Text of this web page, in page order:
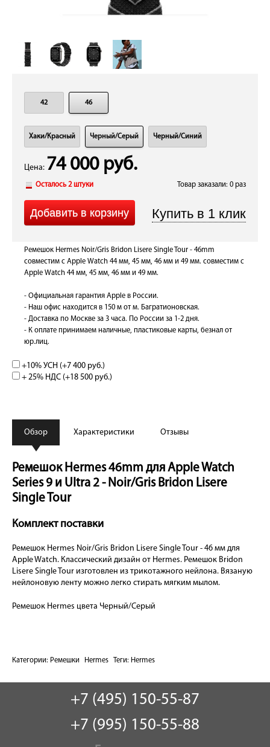
42 46
Хаки/Красный Черный/Серый Черный/Синий
Цена: 74 000 руб.
Осталось 2 штуки Товар заказали: 0 раз
Ремешок Hermes Noir/Gris Bridon Lisere Single Tour - 46mm
совместим с Apple Watch 44 мм, 45 мм, 46 мм и 49 мм. совместим с
Apple Watch 44 мм, 45 мм, 46 мм и 49 мм.
- Официальная гарантия Apple в России.
- Наш офис находится в 150 м от м. Багратионовская.
- Доставка по Москве за 3 часа. По России за 1-2 дня.
- К оплате принимаем наличные, пластиковые карты, безнал от
юр.лиц.
+10% УСН (+7 400 руб.)
+ 25% НДС (+18 500 руб.)
Обзор Характеристики Отзывы
Ремешок Hermes 46mm для Apple Watch
Series 9 и Ultra 2 - Noir/Gris Bridon Lisere
Single Tour
Комплект поставки
Ремешок Hermes Noir/Gris Bridon Lisere Single Tour - 46 мм для
Apple Watch. Классический дизайн от Hermes. Ремешок Bridon
Lisere Single Tour изготовлен из трикотажного нейлона. Вязаную
нейлоновую ленту можно легко стирать мягким мылом.
Ремешок Hermes цвета Черный/Серый
Категории: Ремешки Hermes Теги: Hermes
+7 (495) 150-55-87
+7 (995) 150-55-88